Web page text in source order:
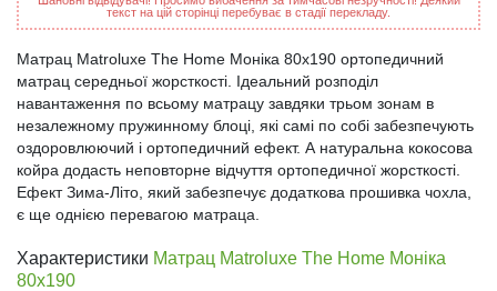
текст на цій сторінці перебуває в стадії перекладу.
Матрац Matroluxe The Home Моніка 80x190 ортопедичний
матрац середньої жорсткості. Ідеальний розподіл
навантаження по всьому матрацу завдяки трьом зонам в
незалежному пружинному блоці, які самі по собі забезпечують
оздоровлюючий і ортопедичний ефект. А натуральна кокосова
койра додасть неповторне відчуття ортопедичної жорсткості.
Ефект Зима-Літо, який забезпечує додаткова прошивка чохла,
є ще однією перевагою матраца.
Характеристики Матрац Matroluxe The Home Моніка
80x190